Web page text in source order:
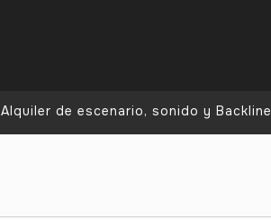
Alquiler de escenario, sonido y Backline